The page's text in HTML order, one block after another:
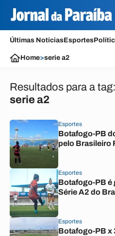
Últimas NotíciasEsportes
Home>serie a2
Resultados para a tag:
serie a2
Esportes
Botafogo-PB
pelo Brasileiro
Esportes
Botafogo-PB é
Série A2 do
Esportes
Botafogo-PB x